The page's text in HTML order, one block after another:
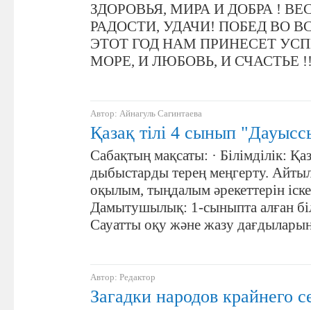
ЗДОРОВЬЯ, МИРА И ДОБРА !
РАДОСТИ, УДАЧИ! ПОБЕД ВО
ЭТОТ ГОД НАМ ПРИНЕСЕТ
МОРЕ, И ЛЮБОВЬ, И СЧАСТЬЕ
Автор: Айнагуль Сагинтаева
Қазақ тілі 4 сынып
Сабақтың мақсаты: · Білімділік:
дыбыстарды терең меңгерту.
оқылым, тыңдалым әрекеттерін
Дамытушылық: 1-сыныпта алған
Сауатты оқу және жазу
Автор: Редактор
Загадки народов крайнего